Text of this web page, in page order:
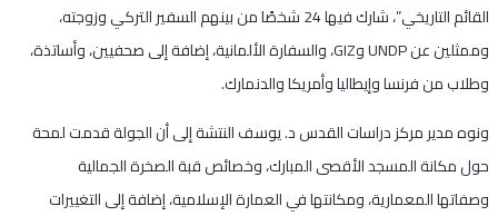
القائم التاريخي”، شارك فيها 24 شخصًا من بينهم السفير التركي وزوجته،
وممثلين عن UNDP وGIZ، والسفارة الألمانية، إضافة إلى صحفيين، وأساتذة،
وطلاب من فرنسا وإيطاليا وأمريكا والدنمارك.
ونوه مدير مركز دراسات القدس د. يوسف النتشة إلى أن الجولة قدمت لمحة
حول مكانة المسجد الأقصى المبارك، وخصائص قبة الصخرة الجمالية
وصفاتها المعمارية، ومكانتها في العمارة الإسلامية، إضافة إلى التغييرات